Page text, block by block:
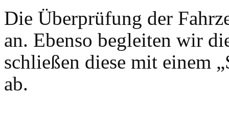
Die Überprüfung der
an. Ebenso begleiten wir
schließen diese mit einem
ab.